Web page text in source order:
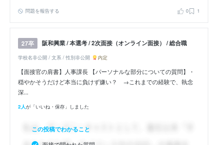
問題を報告する 0 1
27卒 阪和興業 / 本選考 / 2次面接（オンライン面接） / 総合職
学校名非公開 / 文系 / 性別非公開 内定
【面接官の肩書】人事課長 【パーソナルな部分についての質問】・
穏やかそうだけど本当に負けず嫌い？ →これまでの経験で、執念
深...
2人が「いいね・保存」しました
この投稿でわかること